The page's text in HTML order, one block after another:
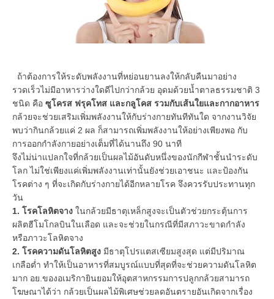
ถ้าต้องการให้ระดับพลังงานที่หย่อนยานลงให้กลับคืนมาอย่าง
รวดเร็วไม่มีอาหารว่างใดดีไปกว่ากล้วย อุดมด้วยน้ำตาลธรรมชาติ 3
ชนิด คือ ซูโครส ฟรุคโทส และกลูโคส รวมกับเส้นใยและกากอาหาร
กล้วยจะช่วยเสริมเพิ่มพลังงานให้กับร่างกายทันทีทันใด จากงานวิจัย
พบว่ากินกล้วยแค่ 2 ผล ก็สามารถเพิ่มพลังงานให้อย่างเพียงพอ กับ
การออกกำลังกายอย่างเต็มที่ได้นานถึง 90 นาที
จึงไม่น่าแปลกใจที่กล้วยเป็นผลไม้อันดับหนึ่งของนักกีฬาชั้นนำระดับ
โลก ไม่ใช่เพียงแค่เพิ่มพลังงานเท่านั้นยังช่วยเอาชนะ และป้องกัน
โรคต่าง ๆ ที่จะเกิดกับร่างกายได้อีกหลายโรค จึงควรรับประทานทุก
วัน
1. โรคโลหิตจาง ในกล้วยมีธาตุเหล็กสูงจะเป็นตัวช่วยกระตุ้นการ
ผลิตฮีโมโกลบินในเลือด และจะช่วยในกรณีที่มีสภาวะขาดกำลัง
หรือภาวะโลหิตจาง
2. โรคความดันโลหิตสูง มีธาตุโปรแตสเซียมสูงสุด แต่มีปริมาณ
เกลือต่ำ ทำให้เป็นอาหารที่สมบูรณ์แบบที่สุดที่จะช่วยความดันโลหิต
มาก อย.ของอเมริกายินยอมให้อุตสาหกรรมการปลูกกล้วยสามารถ
โฆษณาได้ว่า กล้วยเป็นผลไม้พิเศษช่วยลดอันตรายอันเกิดจากเรื่อง